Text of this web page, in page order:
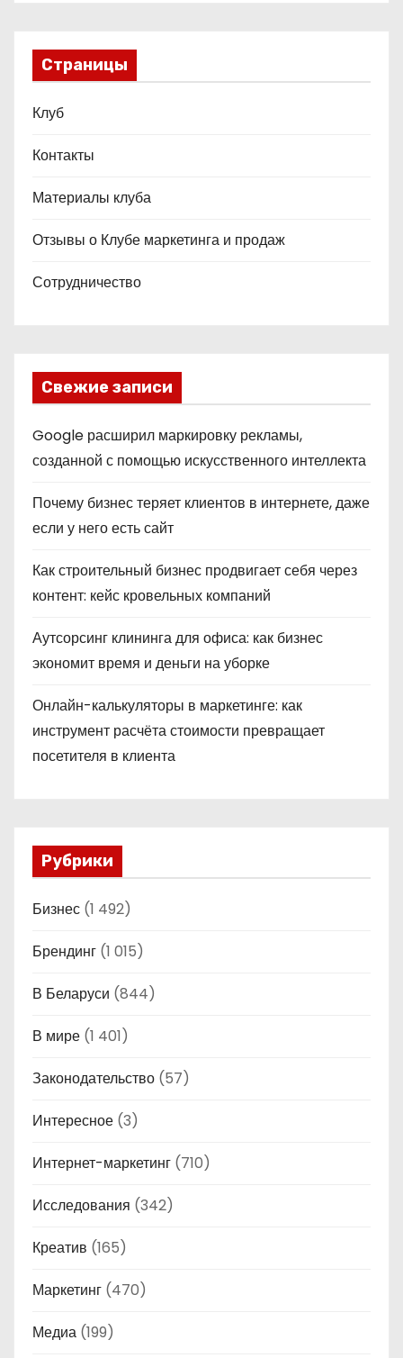
Страницы
Клуб
Контакты
Материалы клуба
Отзывы о Клубе маркетинга и продаж
Сотрудничество
Свежие записи
Google расширил маркировку рекламы,
созданной с помощью искусственного интеллекта
Почему бизнес теряет клиентов в интернете, даже
если у него есть сайт
Как строительный бизнес продвигает себя через
контент: кейс кровельных компаний
Аутсорсинг клининга для офиса: как бизнес
экономит время и деньги на уборке
Онлайн-калькуляторы в маркетинге: как
инструмент расчёта стоимости превращает
посетителя в клиента
Рубрики
Бизнес (1 492)
Брендинг (1 015)
В Беларуси (844)
В мире (1 401)
Законодательство (57)
Интересное (3)
Интернет-маркетинг (710)
Исследования (342)
Креатив (165)
Маркетинг (470)
Медиа (199)